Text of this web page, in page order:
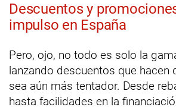
Descuentos y
impulso en España
Pero, ojo, no todo es solo la
lanzando descuentos que hacen
sea aún más tentador. Desde
hasta facilidades en la